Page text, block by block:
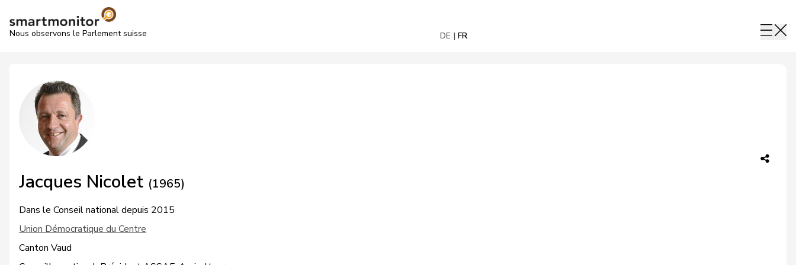
Nous observons le Parlement suisse DE FR
Jacques Nicolet (1965)
Dans le Conseil national depuis 2015
Union Démocratique du Centre
Canton Vaud